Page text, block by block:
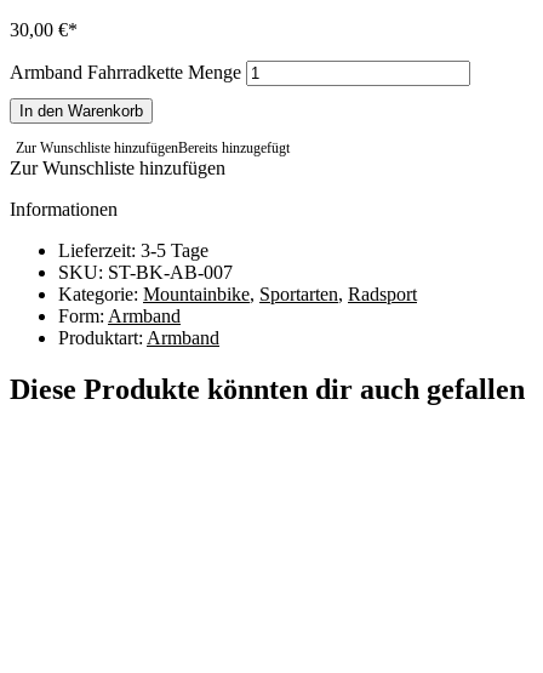
30,00 €
Armband Fahrradkette Menge
In den Warenkorb
Zur Wunschliste hinzufügenBereits hinzugefügt
Zur Wunschliste hinzufügen
Informationen
Lieferzeit: 3-5 Tage
SKU: ST-BK-AB-007
Kategorie: Mountainbike, Sportarten, Radsport
Form: Armband
Produktart: Armband
Diese Produkte könnten dir auch gefallen